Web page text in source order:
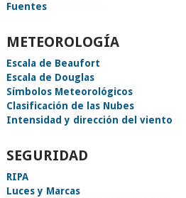
Fuentes
METEOROLOGÍA
Escala de Beaufort
Escala de Douglas
Símbolos Meteorológicos
Clasificación de las Nubes
Intensidad y dirección del viento
SEGURIDAD
RIPA
Luces y Marcas